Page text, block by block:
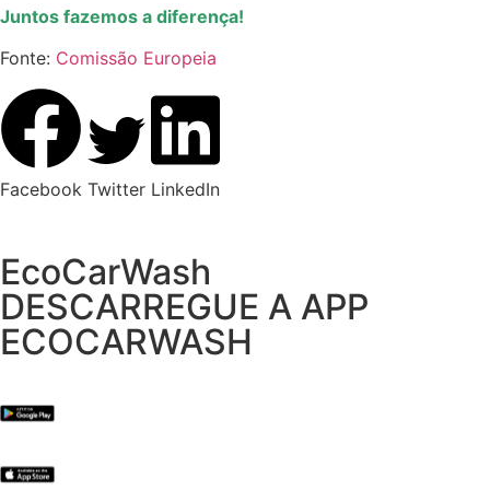
Juntos fazemos a diferença!
Fonte: Comissão Europeia
Facebook Twitter LinkedIn
EcoCarWash
DESCARREGUE A APP
ECOCARWASH